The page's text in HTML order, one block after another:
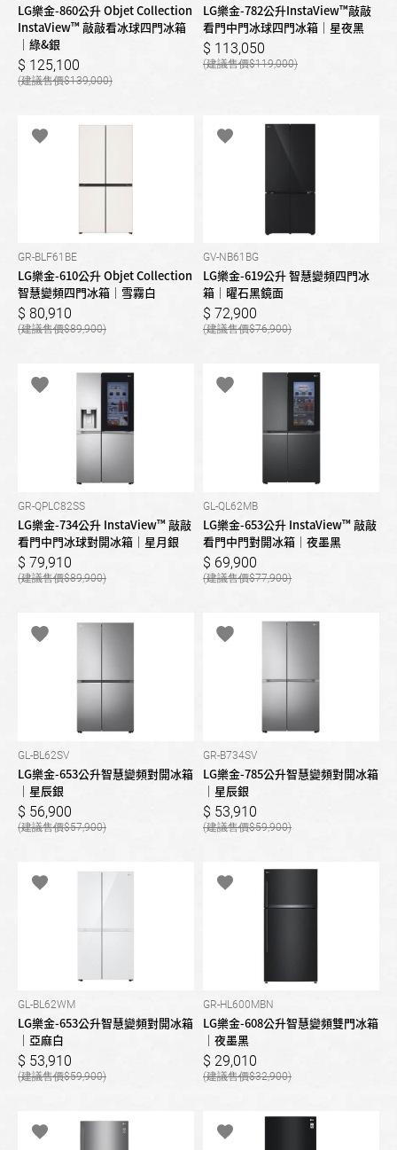
LG樂金-860公升 Objet Collection
InstaView™ 敲敲看冰球四門冰箱
｜綠&銀
125,100
139,000
LG樂金-782公升InstaView™敲敲
看門中門冰球四門冰箱｜星夜黑
113,050
119,000
GR-BLF61BE
LG樂金-610公升 Objet Collection
智慧變頻四門冰箱｜雪霧白
80,910
89,900
GV-NB61BG
LG樂金-619公升 智慧變頻四門冰
箱｜曜石黑鏡面
72,900
76,900
GR-QPLC82SS
LG樂金-734公升 InstaView™ 敲敲
看門中門冰球對開冰箱｜星月銀
79,910
89,900
GL-QL62MB
LG樂金-653公升 InstaView™ 敲敲
看門中門對開冰箱｜夜墨黑
69,900
77,900
GL-BL62SV
LG樂金-653公升智慧變頻對開冰箱
｜星辰銀
56,900
57,900
GR-B734SV
LG樂金-785公升智慧變頻對開冰箱
｜星辰銀
53,910
59,900
GL-BL62WM
LG樂金-653公升智慧變頻對開冰箱
｜亞麻白
53,910
59,900
GR-HL600MBN
LG樂金-608公升智慧變頻雙門冰箱
｜夜墨黑
29,010
32,900